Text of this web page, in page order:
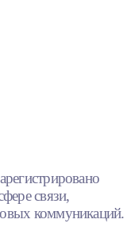
связи,
коммуникаций.